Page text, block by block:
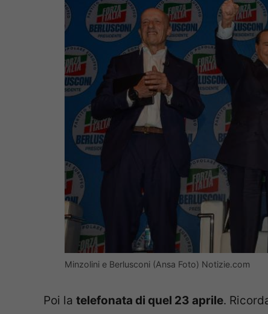
Minzolini e Berlusconi (Ansa Foto) Notizie.com
Poi la telefonata di quel 23 aprile.